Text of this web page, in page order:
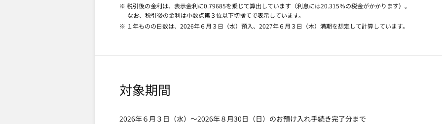
※ 税引後の金利は、表示金利に0.79685を乗じて算出しています（利息には20.315％の税金がかかります）。
なお、税引後の金利は小数点第３位以下切捨てで表示しています。
※ １年ものの日数は、2026年６月３日（水）預入、2027年６月３日（木）満期を想定して計算しています。
対象期間
2026年６月３日（水）～2026年８月30日（日）のお預け入れ手続き完了分まで